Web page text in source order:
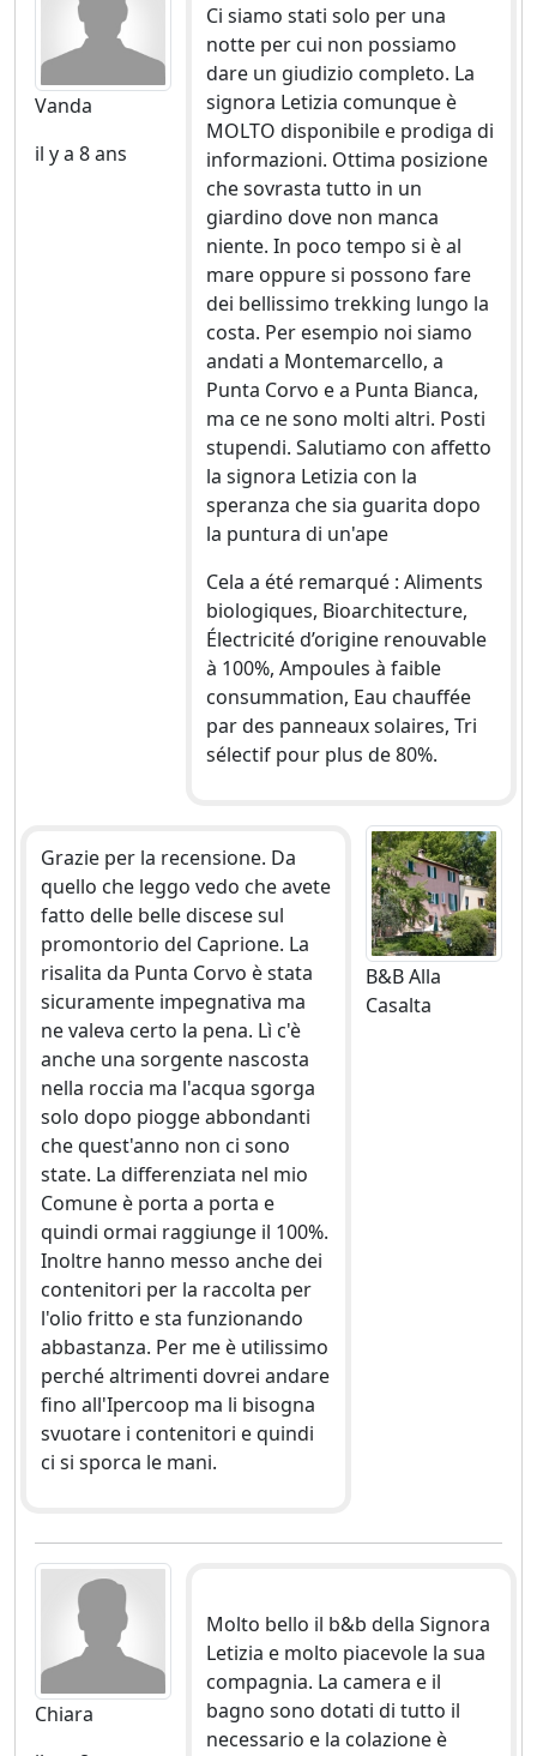
Vanda
il y a 8 ans
Ci siamo stati solo per una
notte per cui non possiamo
dare un giudizio completo. La
signora Letizia comunque è
MOLTO disponibile e prodiga di
informazioni. Ottima posizione
che sovrasta tutto in un
giardino dove non manca
niente. In poco tempo si è al
mare oppure si possono fare
dei bellissimo trekking lungo la
costa. Per esempio noi siamo
andati a Montemarcello, a
Punta Corvo e a Punta Bianca,
ma ce ne sono molti altri. Posti
stupendi. Salutiamo con affetto
la signora Letizia con la
speranza che sia guarita dopo
la puntura di un'ape
Cela a été remarqué : Aliments
biologiques, Bioarchitecture,
Électricité d’origine renouvable
à 100%, Ampoules à faible
consummation, Eau chauffée
par des panneaux solaires, Tri
sélectif pour plus de 80%.
Grazie per la recensione. Da
quello che leggo vedo che avete
fatto delle belle discese sul
promontorio del Caprione. La
risalita da Punta Corvo è stata
sicuramente impegnativa ma
ne valeva certo la pena. Lì c'è
anche una sorgente nascosta
nella roccia ma l'acqua sgorga
solo dopo piogge abbondanti
che quest'anno non ci sono
state. La differenziata nel mio
Comune è porta a porta e
quindi ormai raggiunge il 100%.
Inoltre hanno messo anche dei
contenitori per la raccolta per
l'olio fritto e sta funzionando
abbastanza. Per me è utilissimo
perché altrimenti dovrei andare
fino all'Ipercoop ma li bisogna
svuotare i contenitori e quindi
ci si sporca le mani.
B&B Alla
Casalta
Chiara
Molto bello il b&b della Signora
Letizia e molto piacevole la sua
compagnia. La camera e il
bagno sono dotati di tutto il
necessario e la colazione è